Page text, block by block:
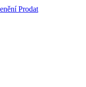
Prodat